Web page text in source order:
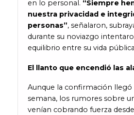
en lo personal. “Siempre
nuestra privacidad e
personas”, señalaron,
durante su noviazgo
equilibrio entre su vida
El llanto que encendió las
Aunque la confirmación llegó
semana, los rumores sobre
venían cobrando fuerza desde